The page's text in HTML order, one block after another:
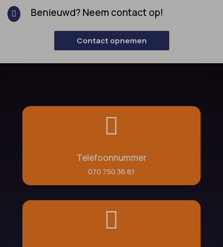
 Benieuwd? Neem contact op!
Contact opnemen

Telefoonnummer
070 750 36 81
